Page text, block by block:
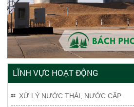
LĨNH VỰC HOẠT ĐỘNG
XỬ LÝ NƯỚC THẢI, NƯỚC CẤP